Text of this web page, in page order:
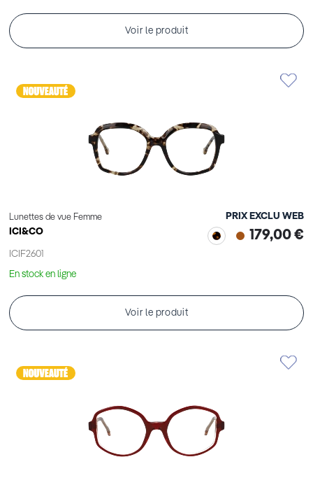
Voir le produit
Lunettes de vue Femme
ICI&CO
ICIF2601
PRIX EXCLU WEB
179,00 €
En stock en ligne
Voir le produit